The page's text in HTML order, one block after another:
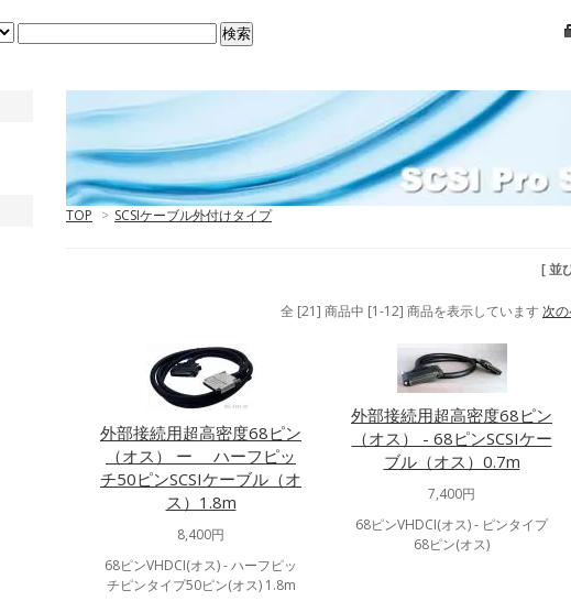
TOP > SCSIケーブル外付けタイプ
[ 並
全 [21] 商品中 [1-12] 商品を表示しています 次
外部接続用超高密度68ピン
（オス） ー ハーフピッ
チ50ピンSCSIケーブル（オ
ス）1.8m
8,400円
68ピンVHDCI(オス) - ハーフピッ
チピンタイプ50ピン(オス) 1.8m
外部接続用超高密度68ピン
（オス） - 68ピンSCSIケー
ブル（オス）0.7m
7,400円
68ピンVHDCI(オス) - ピンタイプ
68ピン(オス)